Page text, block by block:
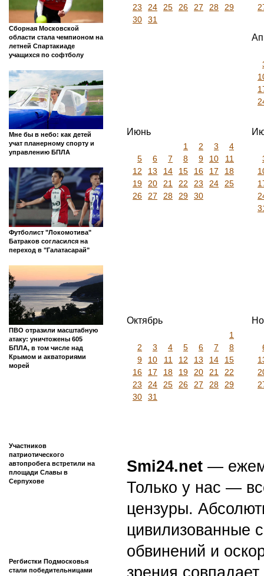
Сборная Московской
области стала чемпионом на
летней Спартакиаде
учащихся по софтболу
Мне бы в небо: как детей
учат планерному спорту и
управлению БПЛА
Футболист "Локомотива"
Батраков согласился на
переход в "Галатасарай"
ПВО отразили масштабную
атаку: уничтожены 605
БПЛА, в том числе над
Крымом и акваториями
морей
Участников
патриотического
автопробега встретили на
площади Славы в
Серпухове
Регбистки Подмосковья
стали победительницами
23
24 25 26 27 28
29
30
31
Июнь
1 2 3
4
5
6 7 8 9 10
11
12
13 14 15 16 17
18
19
20 21 22 23 24
25
26
27 28 29 30
Октябрь
1
2
3 4 5 6 7
8
9
10 11 12 13 14
15
16
17 18 19 20 21
22
23
24 25 26 27 28
29
30
31
Smi24.net —
Только у нас —
цензуры.
цивилизованные
обвинений и
зрения